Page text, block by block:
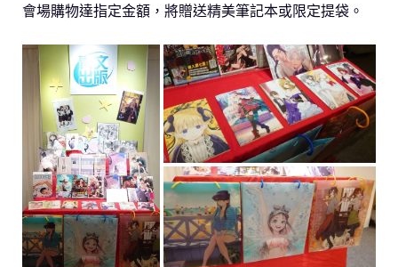
會場購物達指定金額，將贈送精美筆記本或限定提袋。